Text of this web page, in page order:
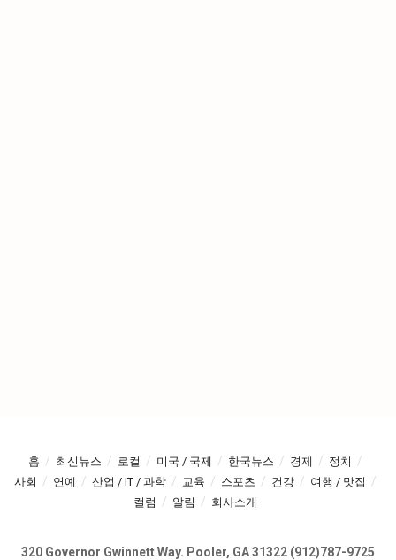
홈 최신뉴스 로컬 미국 / 국제 한국뉴스 경제
정치
사회
연예 산업 / IT / 과학 교육 스포츠 건강
여행 / 맛집
컬럼
알림 회사소개
320 Governor Gwinnett Way. Pooler, GA 31322 (912)787-9725